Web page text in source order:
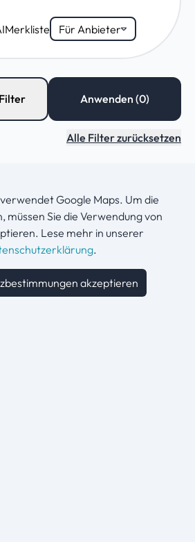
Merkliste Für Anbieter
Alle Filter zurücksetzen
Google Maps. Um die
müssen Sie die Verwendung von
Lese mehr in unserer
.
akzeptieren